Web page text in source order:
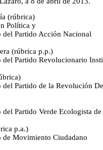
(rúbrica)
Política y
del Partido Acción Nacional
(rúbrica p.p.)
Partido Revolucionario
Partido de la Revolución
Partido Verde Ecologista
p.a.)
de Movimiento Ciudadano